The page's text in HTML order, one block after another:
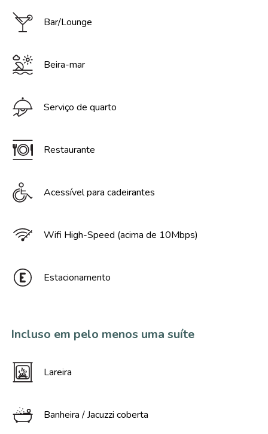
Bar/Lounge
Beira-mar
Serviço de quarto
Restaurante
Acessível para cadeirantes
Wifi High-Speed (acima de 10Mbps)
Estacionamento
Incluso em pelo menos uma suíte
Lareira
Banheira / Jacuzzi coberta